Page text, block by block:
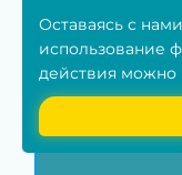
Что такое
типы
Оставаясь с
использование
действия можно